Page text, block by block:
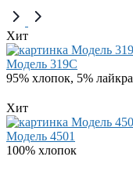
Хит
Модель 319C
95% хлопок, 5% лайкра
Хит
Модель 4501
100% хлопок